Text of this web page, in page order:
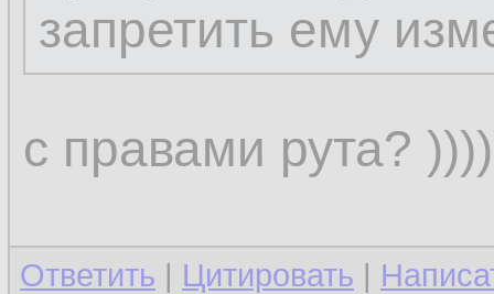
запретить ему
с правами рута?
Ответить | Цитировать |